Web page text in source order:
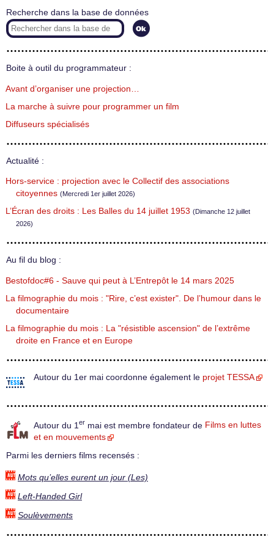
Recherche dans la base de données
Boite à outil du programmateur :
Avant d’organiser une projection…
La marche à suivre pour programmer un film
Diffuseurs spécialisés
Actualité :
Hors-service : projection avec le Collectif des associations
citoyennes (Mercredi 1er juillet 2026)
L’Écran des droits : Les Balles du 14 juillet 1953 (Dimanche 12 juillet
2026)
Au fil du blog :
Bestofdoc#6 - Sauve qui peut à L’Entrepôt le 14 mars 2025
La filmographie du mois : "Rire, c’est exister". De l’humour dans le
documentaire
La filmographie du mois : La "résistible ascension" de l’extrême
droite en France et en Europe
Autour du 1er mai coordonne également le projet TESSA
Autour du 1 er mai est membre fondateur de Films en luttes
et en mouvements
Parmi les derniers films recensés :
Mots qu’elles eurent un jour (Les)
Left-Handed Girl
Soulèvements